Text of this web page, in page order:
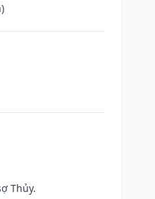
Thủy.